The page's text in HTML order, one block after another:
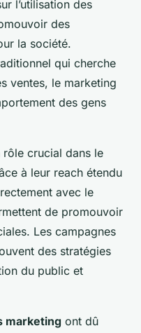
l’utilisation des
des
la société.
qui cherche
ventes, le marketing
des gens
rôle crucial dans le
à leur reach étendu
avec le
de promouvoir
Les campagnes
des stratégies
du public et
marketing ont dû